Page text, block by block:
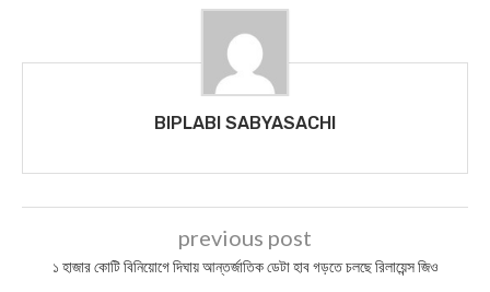
BIPLABI SABYASACHI
previous post
১ হাজার কোটি বিনিয়োগে দিঘায় আন্তর্জাতিক ডেটা হাব গড়তে চলছে রিলায়েন্স জিও